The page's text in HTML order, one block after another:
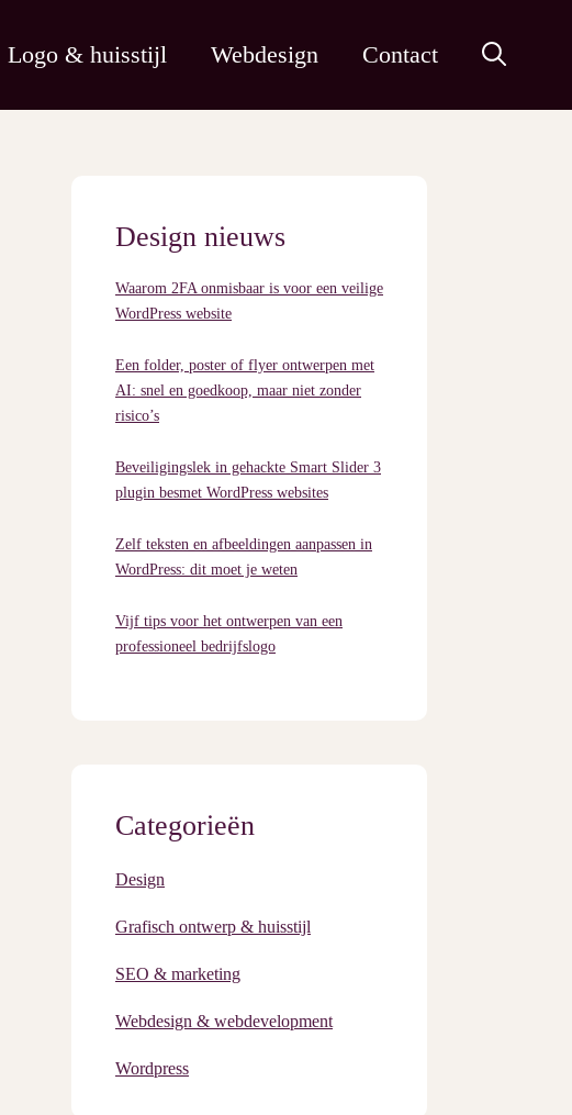
Logo & huisstijl Webdesign Contact
Design nieuws
Waarom 2FA onmisbaar is voor een veilige
WordPress website
Een folder, poster of flyer ontwerpen met
AI: snel en goedkoop, maar niet zonder
risico’s
Beveiligingslek in gehackte Smart Slider 3
plugin besmet WordPress websites
Zelf teksten en afbeeldingen aanpassen in
WordPress: dit moet je weten
Vijf tips voor het ontwerpen van een
professioneel bedrijfslogo
Categorieën
Design
Grafisch ontwerp & huisstijl
SEO & marketing
Webdesign & webdevelopment
Wordpress